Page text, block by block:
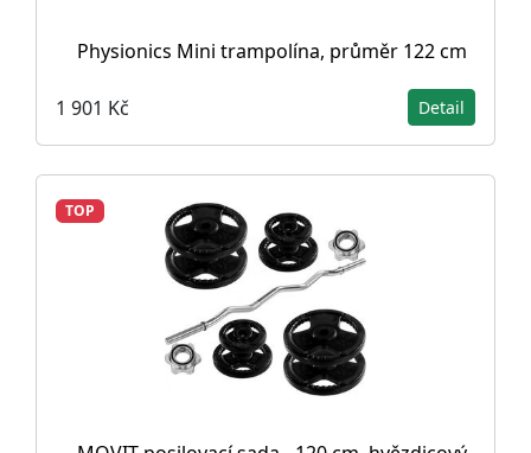
Physionics Mini trampolína, průměr 122 cm
1 901 Kč Detail
TOP